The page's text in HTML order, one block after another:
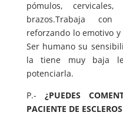
pómulos,
brazos.Trabaja
reforzando lo emotivo
Ser humano su
la tiene muy baja
potenciarla.
P.-¿PUEDES
PACIENTE DE